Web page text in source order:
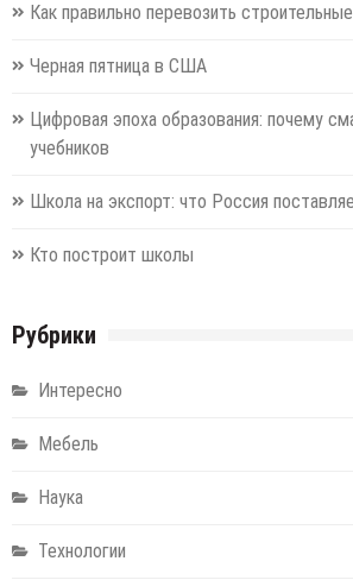
Как правильно перевозить
Черная пятница в США
Цифровая эпоха образования: почему
учебников
Школа на экспорт: что Россия
Кто построит школы
Рубрики
Интересно
Мебель
Наука
Технологии